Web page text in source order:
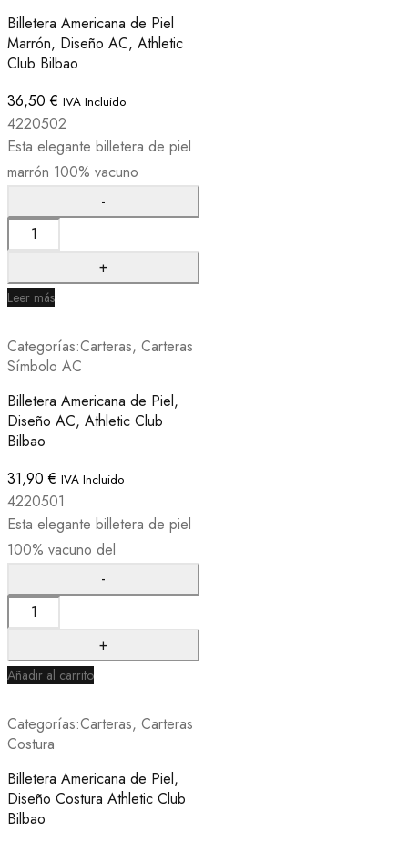
Billetera Americana de Piel
Marrón, Diseño AC, Athletic
Club Bilbao
36,50€ IVA Incluido
4220502
Esta elegante billetera de piel
marrón 100% vacuno
Leer más
Categorías:Carteras, Carteras
Símbolo AC
Billetera Americana de Piel,
Diseño AC, Athletic Club
Bilbao
31,90€ IVA Incluido
4220501
Esta elegante billetera de piel
100% vacuno del
Añadir al carrito
Categorías:Carteras, Carteras
Costura
Billetera Americana de Piel,
Diseño Costura Athletic Club
Bilbao